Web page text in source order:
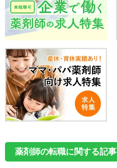
薬剤師の転職に関する記事